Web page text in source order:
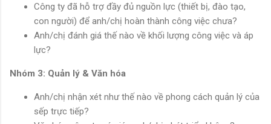
Công ty đã hỗ trợ đầy đủ nguồn lực (thiết bị, đào tạo,
con người) để anh/chị hoàn thành công việc chưa?
Anh/chị đánh giá thế nào về khối lượng công việc và áp
lực?
Nhóm 3: Quản lý & Văn hóa
Anh/chị nhận xét như thế nào về phong cách quản lý của
sếp trực tiếp?